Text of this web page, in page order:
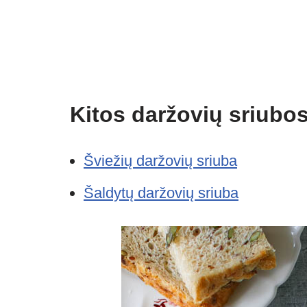
Kitos daržovių
Šviežių daržovių sriuba
Šaldytų daržovių sriuba